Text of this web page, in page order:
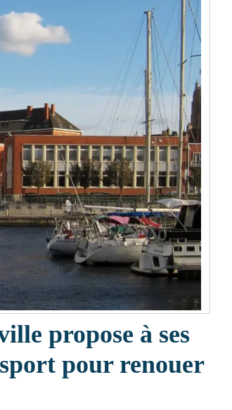
propose à ses
pour renouer